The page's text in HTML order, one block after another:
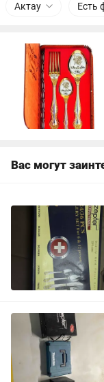
Актау Есть
Вас могут